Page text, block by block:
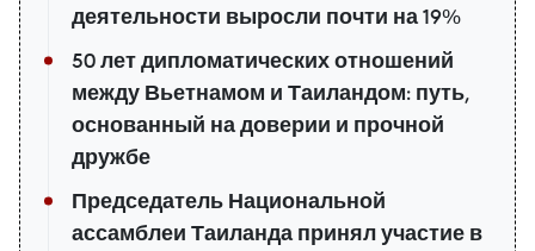
деятельности выросли почти на 19%
50 лет дипломатических отношений
между Вьетнамом и Таиландом: путь,
основанный на доверии и прочной
дружбе
Председатель Национальной
ассамблеи Таиланда принял участие в